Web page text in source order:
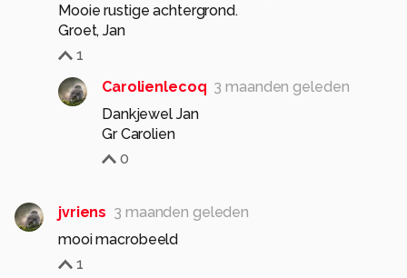
Mooie rustige achtergrond.
Groet, Jan
1
Carolienlecoq 3 maanden geleden
Dankjewel Jan
Gr Carolien
0
jvriens 3 maanden geleden
mooi macrobeeld
1